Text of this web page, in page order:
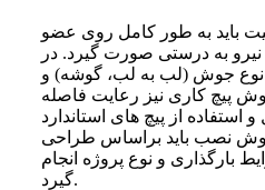
باید به‌ طور کامل روی عضو
نیرو به‌ درستی صورت گیرد. در
جوش (لب‌ به‌ لب، گوشه) و
پیچ‌ کاری نیز رعایت فاصله
استفاده از پیچ‌ های استاندارد
روش نصب باید براساس طراحی
بارگذاری و نوع پروژه انجام
گیرد.